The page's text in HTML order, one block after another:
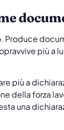
Produce
più a
più a
della forza
una